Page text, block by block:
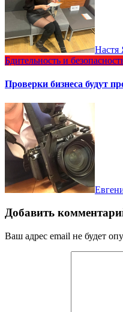
Настя
Бдительность и
Проверки бизнеса будут
Добавить
Ваш адрес email не будет